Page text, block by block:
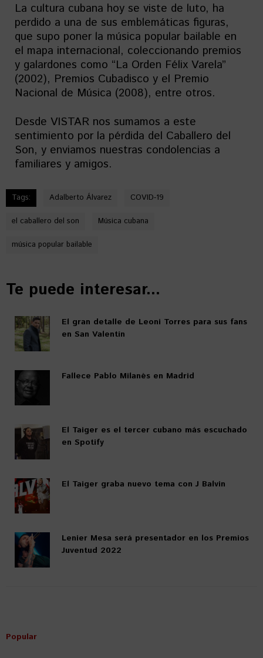
La cultura cubana hoy se viste de luto, ha
perdido a una de sus emblemáticas figuras,
que supo poner la música popular bailable en
el mapa internacional, coleccionando premios
y galardones como “La Orden Félix Varela”
(2002), Premios Cubadisco y el Premio
Nacional de Música (2008), entre otros.
Desde VISTAR nos sumamos a este
sentimiento por la pérdida del Caballero del
Son, y enviamos nuestras condolencias a
familiares y amigos.
Tags: Adalberto Álvarez COVID-19
el caballero del son Música cubana
música popular bailable
Te puede interesar...
El gran detalle de Leoni Torres para sus fans
en San Valentín
Fallece Pablo Milanés en Madrid
El Taiger es el tercer cubano más escuchado
en Spotify
El Taiger graba nuevo tema con J Balvin
Lenier Mesa será presentador en los Premios
Juventud 2022
Popular